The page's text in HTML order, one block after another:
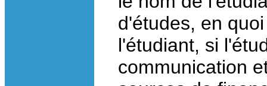
d'études, en
l'étudiant, si
communication